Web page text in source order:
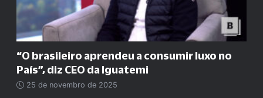
“O brasileiro aprendeu a consumir luxo no
País”, diz CEO da Iguatemi
25 de novembro de 2025